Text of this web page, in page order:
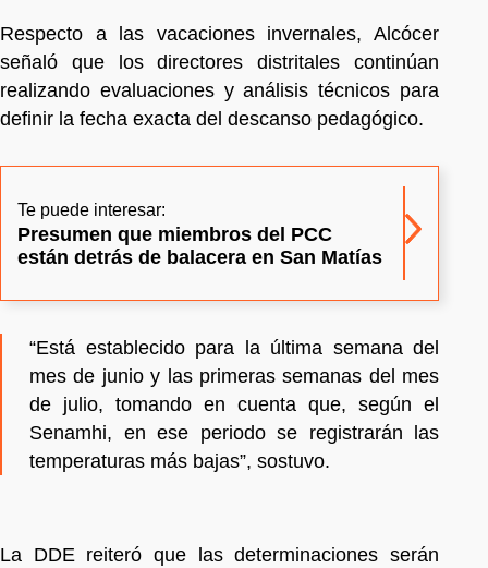
Respecto a las vacaciones invernales, Alcócer
señaló que los directores distritales continúan
realizando evaluaciones y análisis técnicos para
definir la fecha exacta del descanso pedagógico.
Te puede interesar:
Presumen que miembros del PCC
están detrás de balacera en San Matías
“Está establecido para la última semana del
mes de junio y las primeras semanas del mes
de julio, tomando en cuenta que, según el
Senamhi, en ese periodo se registrarán las
temperaturas más bajas”, sostuvo.
La DDE reiteró que las determinaciones serán